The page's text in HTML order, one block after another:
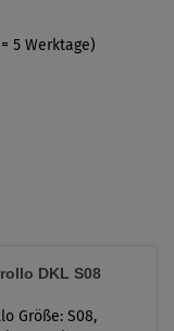
5 Werktage)
DKL S08
Größe: S08,